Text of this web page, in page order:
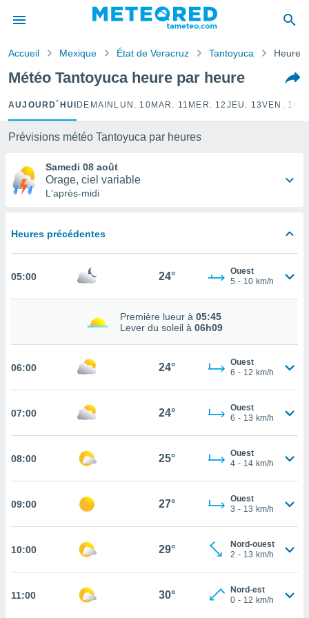
de
a
Vous
et
des
par le
de
sur
et
ET
PARAMÈTRES
Accueil Mexique État de Veracruz Tantoyuca Heure
Météo Tantoyuca heure par heure
AUJOURD´HUI DEMAIN LUN. 10 MAR. 11 MER. 12 JEU. 13VEN. 14
Prévisions météo Tantoyuca par heures
Samedi 08 août
Orage, ciel variable
L'après-midi
Heures précédentes
05:00 24°
Ouest
5 - 10 km/h
Première lueur à 05:45
Lever du soleil à 06h09
06:00 24°
Ouest
6 - 12 km/h
07:00 24°
Ouest
6 - 13 km/h
08:00 25°
Ouest
4 - 14 km/h
09:00 27°
Ouest
3 - 13 km/h
10:00 29°
Nord-ouest
2 - 13 km/h
11:00 30°
Nord-est
0 - 12 km/h